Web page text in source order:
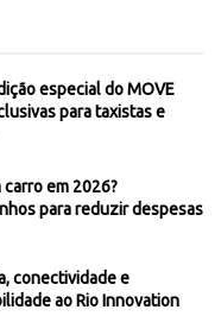
especial do MOVE
para taxistas e
em 2026?
para reduzir despesas
conectividade e
ao Rio Innovation